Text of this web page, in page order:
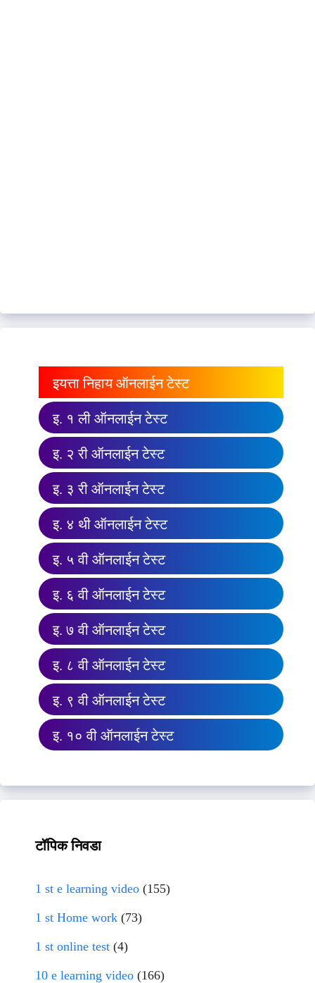
इयत्ता निहाय ऑनलाईन टेस्ट
इ. १ ली ऑनलाईन टेस्ट
इ. २ री ऑनलाईन टेस्ट
इ. ३ री ऑनलाईन टेस्ट
इ. ४ थी ऑनलाईन टेस्ट
इ. ५ वी ऑनलाईन टेस्ट
इ. ६ वी ऑनलाईन टेस्ट
इ. ७ वी ऑनलाईन टेस्ट
इ. ८ वी ऑनलाईन टेस्ट
इ. ९ वी ऑनलाईन टेस्ट
इ. १० वी ऑनलाईन टेस्ट
टॉपिक निवडा
1 st e learning video (155)
1 st Home work (73)
1 st online test (4)
10 e learning video (166)